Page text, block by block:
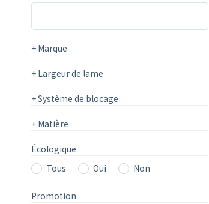
+ Marque
+ Largeur de lame
+Système de blocage
+ Matière
Écologique
Tous
Oui Non
Promotion